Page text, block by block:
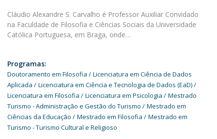
Cláudio Alexandre S. Carvalho é Professor Auxiliar Convidado
na Faculdade de Filosofia e Ciências Sociais da Universidade
Católica Portuguesa, em Braga, onde…
Programas:
Doutoramento em Filosofia
Licenciatura em Ciência de Dados
Aplicada
Licenciatura em Ciência e Tecnologia de Dados (EaD)
Licenciatura em Filosofia
Licenciatura em Psicologia
Mestrado
Turismo - Administração e Gestão do Turismo
Mestrado em
Ciências da Educação
Mestrado em Filosofia
Mestrado em
Turismo - Turismo Cultural e Religioso